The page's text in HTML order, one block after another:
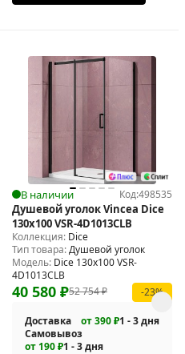
В наличии Код:498535
Душевой уголок Vincea Dice
130x100 VSR-4D1013CLB
Коллекция: Dice
Тип товара:Душевой уголок
Модель: Dice 130x100 VSR-
4D1013CLB
52 754₽
40 580 ₽ -23%
Доставка от 390 ₽1 - 3 дня
Самовывоз
от 190 ₽1 - 3 дня